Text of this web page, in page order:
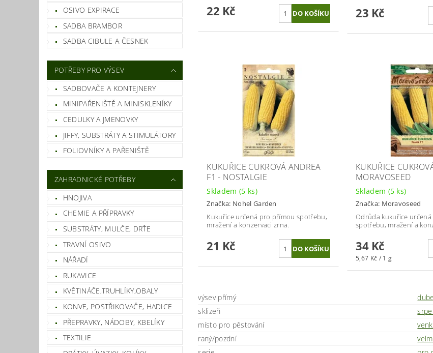
OSIVO EXPIRACE
SADBA BRAMBOR
SADBA CIBULE A ČESNEK
POTŘEBY PRO VÝSEV
SADBOVAČE A KONTEJNERY
MINIPAŘENIŠTĚ A MINISKLENÍKY
CEDULKY A JMENOVKY
JIFFY, SUBSTRÁTY A STIMULÁTORY
FOLIOVNÍKY A PAŘENIŠTĚ
ZAHRADNICKÉ POTŘEBY
HNOJIVA
CHEMIE A PŘÍPRAVKY
SUBSTRÁTY, MULČE, DRŤE
TRAVNÍ OSIVO
NÁŘADÍ
RUKAVICE
KVĚTINÁČE,TRUHLÍKY,OBALY
KONVE, POSTŘIKOVAČE, HADICE
PŘEPRAVKY, NÁDOBY, KBELÍKY
TEXTILIE
22 Kč 23 Kč
KUKUŘICE CUKROVÁ ANDREA
F1 - NOSTALGIE
Skladem (5 ks)
Značka: Nohel Garden
Kukuřice určená pro přímou spotřebu,
mražení a konzervaci zrna.
21 Kč
KUKUŘICE
MORAVOSEED
Skladem (5 ks)
Značka: Moravoseed
Odrůda kukuřice
spotřebu, mražení a
34 Kč
5,67 Kč / 1 g
výsev přímý
sklizeň
místo pro pěstování
raný/pozdní